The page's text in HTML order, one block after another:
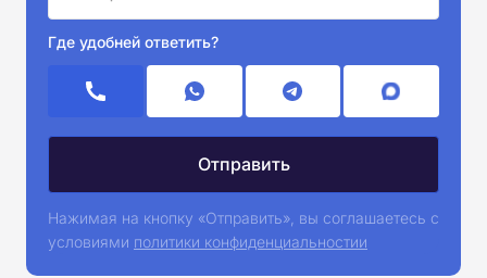
Где удобней ответить?
Нажимая на кнопку «Отправить», вы соглашаетесь с
условиями политики конфиденциальностии